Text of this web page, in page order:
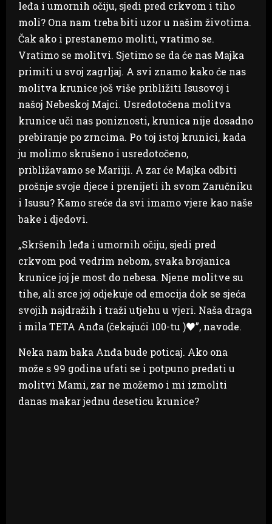
leđa i umornih očiju, sjedi pred crkvom i tiho
moli? Ona nam treba biti uzor u našim životima.
Čak ako i prestanemo moliti, vratimo se.
Vratimo se molitvi. Sjetimo se da će nas Majka
primiti u svoj zagrljaj. A svi znamo kako će nas
molitva krunice još više približiti Isusovoj i
našoj Nebeskoj Majci. Usredotočena molitva
krunice uči nas poniznosti, krunica nije dosadno
prebiranje po zrncima. Po toj istoj krunici, kada
ju molimo skrušeno i usredotočeno,
približavamo se Mariiji. A zar će Majka odbiti
prošnje svoje djece i prenijeti ih svom Zaručniku
i Isusu? Kamo sreće da svi imamo vjere kao naše
bake i djedovi.
„Skršenih leđa i umornih očiju, sjedi pred
crkvom pod vedrim nebom, svaka brojanica
krunice joj je most do nebesa. Njene molitve su
tihe, ali srce joj odjekuje od emocija dok se sjeća
svojih najdražih i traži utjehu u vjeri. Naša draga
i mila TETA Anđa (čekajući 100-tu )♥️”, navode.
Neka nam baka Anđa bude poticaj. Ako ona
može s 99 godina ufati se i potpuno predati u
molitvi Mami, zar ne možemo i mi izmoliti
danas makar jednu deseticu krunice?